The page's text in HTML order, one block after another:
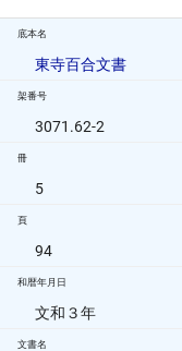
底本名
東寺百合文書
架番号
3071.62-2
冊
5
頁
94
和暦年月日
文和３年
文書名